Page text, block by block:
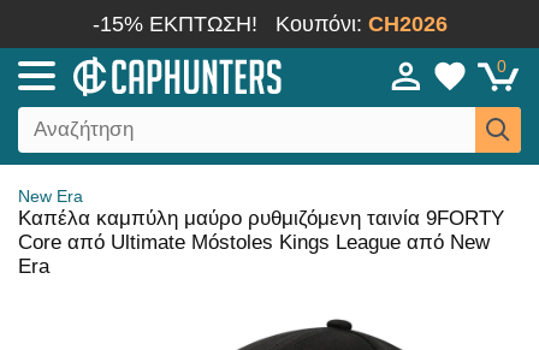
-15% ΕΚΠΤΩΣΗ! Κουπόνι: CH2026
0
New Era
Καπέλα καμπύλη μαύρο ρυθμιζόμενη ταινία 9FORTY
Core από Ultimate Móstoles Kings League από New
Era